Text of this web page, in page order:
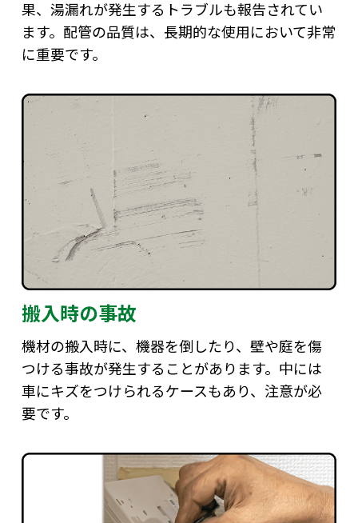
果、湯漏れが発生するトラブルも報告されてい
ます。配管の品質は、長期的な使用において非常
に重要です。
搬入時の事故
機材の搬入時に、機器を倒したり、壁や庭を傷
つける事故が発生することがあります。中には
車にキズをつけられるケースもあり、注意が必
要です。